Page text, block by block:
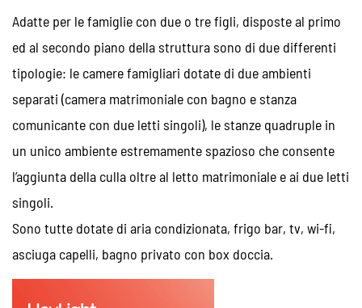
Adatte per le famiglie con due o tre figli, disposte al primo
ed al secondo piano della struttura sono di due differenti
tipologie: le camere famigliari dotate di due ambienti
separati (camera matrimoniale con bagno e stanza
comunicante con due letti singoli), le stanze quadruple in
un unico ambiente estremamente spazioso che consente
l’aggiunta della culla oltre al letto matrimoniale e ai due letti
singoli.
Sono tutte dotate di aria condizionata, frigo bar, tv, wi-fi,
asciuga capelli, bagno privato con box doccia.